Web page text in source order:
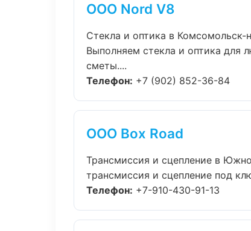
ООО Nord V8
Стекла и оптика в Комсомольск-
Выполняем стекла и оптика для
сметы....
Телефон: +7 (902) 852-36-84
ООО Box Road
Трансмиссия и сцепление в
трансмиссия и сцепление под
Телефон: +7-910-430-91-13